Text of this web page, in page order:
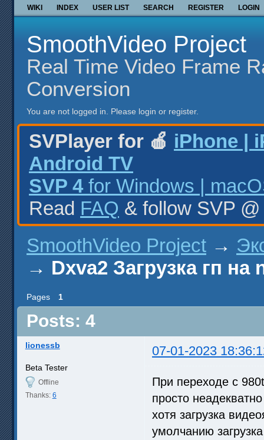
WIKI INDEX USER LIST SEARCH REGISTER LOGIN
SmoothVideo Project
Real Time Video Frame
Conversion
You are not logged in. Please login or register.
SVPlayer for 🍎 iPhone |
Android TV
SVP 4 for Windows |
Read FAQ & follow SVP
SmoothVideo Project →
→ Dxva2 Загрузка гп
Pages 1
Posts: 4
lionessb 07-01-2023
Beta Tester
Offline
Thanks: 6
При переходе с
просто
хотя загрузка
умолчанию